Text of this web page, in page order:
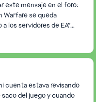
este mensaje en el foro:
los servidores de EA”
teniendo un problema con...
cuenta estava revisando
del juego y cuando